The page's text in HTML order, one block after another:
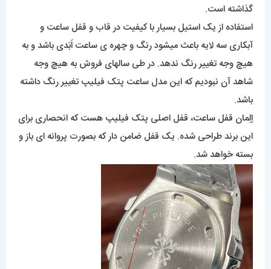
گذاشته است.
استفاده از یک استیل بسیار با کیفیت در قاب و قفل ساعت و
آبکاری سه لایه باعث میشود رنگ و چهره ی ساعت اَبَدی باشد و به
هیچ وجه تغییر رنگ ندهد. در طی سالهای فروش به هیچ وجه
شاهد آن نبودیم که این مدل ساعت پتک فیلیپ تغییر رنگ داشته
باشد.
اِلِمان قفل ساعت، قفل اصلی پتک فیلیپ هست که انحصاری برای
این برند طراحی شده. یک قفل ضامن دار که بصورت پروانه ای باز و
بسته خواهد شد.